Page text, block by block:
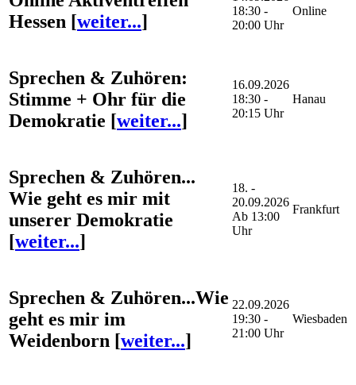
Hessen [weiter...]
18:30 -
20:00 Uhr
Online
Sprechen & Zuhören:
Stimme + Ohr für die
Demokratie [weiter...]
16.09.2026
18:30 -
20:15 Uhr
Hanau
Sprechen & Zuhören...
Wie geht es mir mit
unserer Demokratie
[weiter...]
18. -
20.09.2026
Ab 13:00
Uhr
Frankfurt
Sprechen & Zuhören...Wie
geht es mir im
Weidenborn [weiter...]
22.09.2026
19:30 -
21:00 Uhr
Wiesbaden